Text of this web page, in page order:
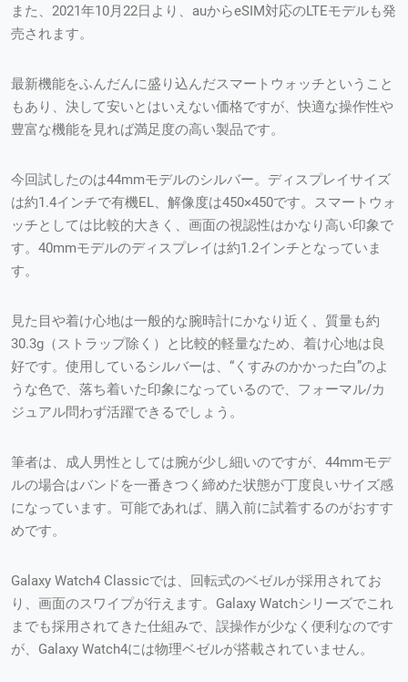
また、2021年10月22日より、auからeSIM対応のLTEモデルも発
売されます。
最新機能をふんだんに盛り込んだスマートウォッチということ
もあり、決して安いとはいえない価格ですが、快適な操作性や
豊富な機能を見れば満足度の高い製品です。
今回試したのは44mmモデルのシルバー。ディスプレイサイズ
は約1.4インチで有機EL、解像度は450×450です。スマートウォ
ッチとしては比較的大きく、画面の視認性はかなり高い印象で
す。40mmモデルのディスプレイは約1.2インチとなっていま
す。
見た目や着け心地は一般的な腕時計にかなり近く、質量も約
30.3g（ストラップ除く）と比較的軽量なため、着け心地は良
好です。使用しているシルバーは、“くすみのかかった白”のよ
うな色で、落ち着いた印象になっているので、フォーマル/カ
ジュアル問わず活躍できるでしょう。
筆者は、成人男性としては腕が少し細いのですが、44mmモデ
ルの場合はバンドを一番きつく締めた状態が丁度良いサイズ感
になっています。可能であれば、購入前に試着するのがおすす
めです。
Galaxy Watch4 Classicでは、回転式のベゼルが採用されてお
り、画面のスワイプが行えます。Galaxy Watchシリーズでこれ
までも採用されてきた仕組みで、誤操作が少なく便利なのです
が、Galaxy Watch4には物理ベゼルが搭載されていません。